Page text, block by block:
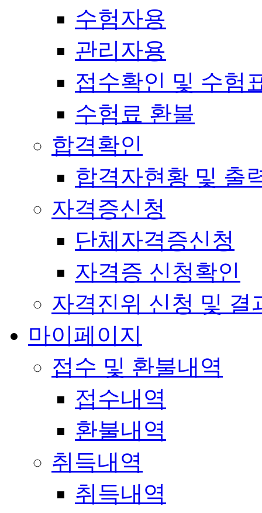
수험자용
관리자용
접수확인 및 수험
수험료 환불
합격확인
합격자현황 및 출
자격증신청
단체자격증신청
자격증 신청확인
자격진위 신청 및 결
마이페이지
접수 및 환불내역
접수내역
환불내역
취득내역
취득내역